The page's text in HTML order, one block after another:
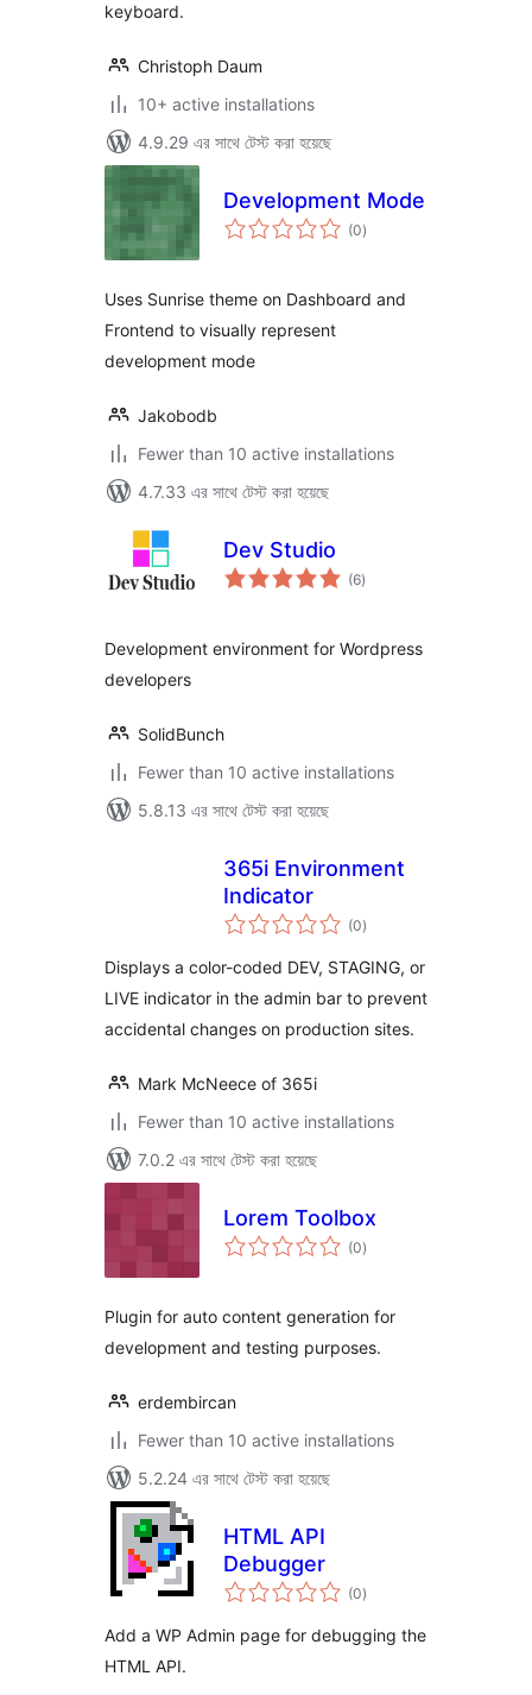
keyboard.
Christoph Daum
10+ active installations
4.9.29 এর সাথে টেস্ট করা হয়েছে
Development Mode
(0total
ratings
)
Uses Sunrise theme on Dashboard and
Frontend to visually represent
development mode
Jakobodb
Fewer than 10 active installations
4.7.33 এর সাথে টেস্ট করা হয়েছে
Dev Studio
(6total
ratings
)
Development environment for Wordpress
developers
SolidBunch
Fewer than 10 active installations
5.8.13 এর সাথে টেস্ট করা হয়েছে
365i Environment
Indicator
(0total
ratings
)
Displays a color-coded DEV, STAGING, or
LIVE indicator in the admin bar to prevent
accidental changes on production sites.
Mark McNeece of 365i
Fewer than 10 active installations
7.0.2 এর সাথে টেস্ট করা হয়েছে
Lorem Toolbox
(0total
ratings
)
Plugin for auto content generation for
development and testing purposes.
erdembircan
Fewer than 10 active installations
5.2.24 এর সাথে টেস্ট করা হয়েছে
HTML API
Debugger
(0total
ratings
)
Add a WP Admin page for debugging the
HTML API.